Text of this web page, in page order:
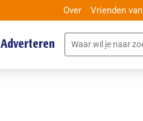
Over Vrienden van
Adverteren